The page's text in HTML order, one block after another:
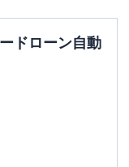
ドローン自動